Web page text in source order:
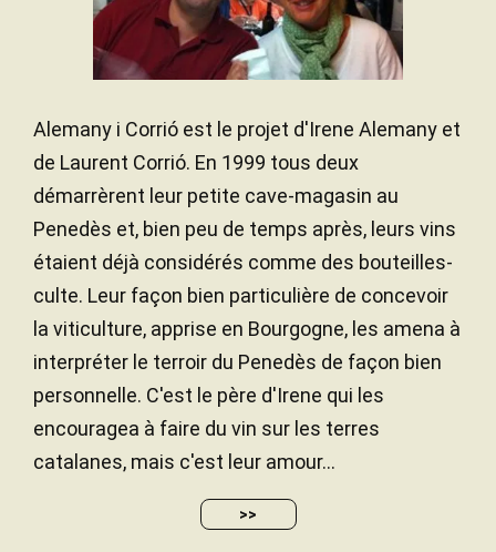
Alemany i Corrió est le projet d'Irene Alemany et
de Laurent Corrió. En 1999 tous deux
démarrèrent leur petite cave-magasin au
Penedès et, bien peu de temps après, leurs vins
étaient déjà considérés comme des bouteilles-
culte. Leur façon bien particulière de concevoir
la viticulture, apprise en Bourgogne, les amena à
interpréter le terroir du Penedès de façon bien
personnelle. C'est le père d'Irene qui les
encouragea à faire du vin sur les terres
catalanes, mais c'est leur amour...
>>